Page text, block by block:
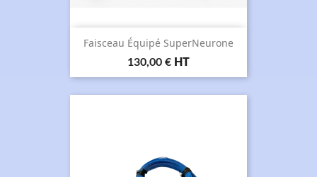
Faisceau Équipé SuperNeurone
Prix
130,00 € HT